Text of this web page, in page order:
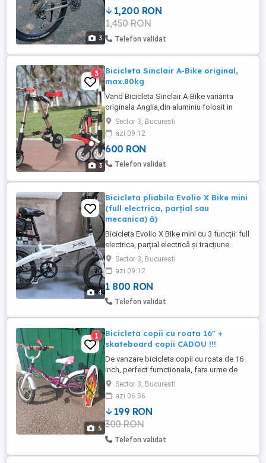
3
1,200 RON
1,450 RON
Telefon validat
3
3
Bicicleta Sinclair A-Bike original,
max.80kg
Vand Bicicleta Sinclair A-Bike varianta
originala Anglia,din aluminiu folosit in
aeronautica,complet pliabila, Max
86kg.Extrem de usoara si practica.Doar in
Bucuresti ( o singura bucata)
Sector 3, Bucuresti
azi 09:12
600 RON
Telefon validat
4
Bicicleta pliabila Evolio X Bike mini
(full electrica, parțial sau
mecanica) ă)
Bicicleta Evolio X Bike mini cu 3 funcții: full
electrica, parțial electrică și tracțiune
mecanică. Stare f.buna. Bicicleta nu a fost
folosită, bateria fiind încărcată periodic.
Datorită neutilizarii bateria nu mai este
funcțională. Este Samsung 36v cu 10,4 Ah.
Trebuiesc înlocuite deblocate câteva
Sector 3, Bucuresti
azi 09:12
1 800 RON
Telefon validat
5
1
Bicicleta copii cu roata 16" +
skateboard copii CADOU !!!
De vanzare bicicleta copii cu roata de 16
inch, perfect fumctionala, fara urme de
uzura excesiva. Frana spate este de tip
torpedo , se anctioneaza pedala inspre
spate pentru franare. CADOU skateboard
copii !!!
Sector 3, Bucuresti
azi 06:56
199 RON
300 RON
Telefon validat